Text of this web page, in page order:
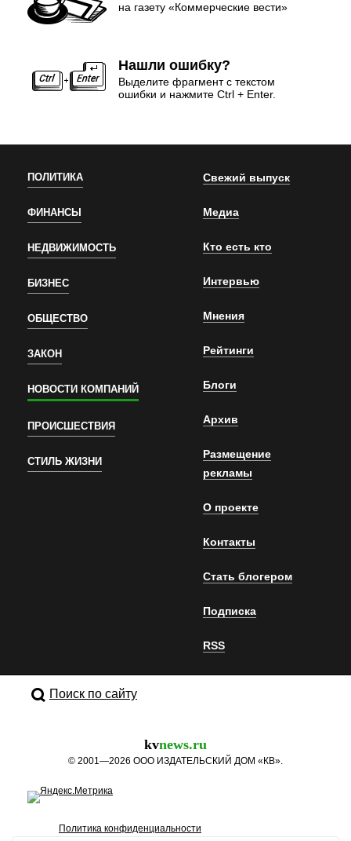
на газету «Коммерческие вести»
Нашли ошибку?
Выделите фрагмент с текстом
ошибки и нажмите Ctrl + Enter.
ПОЛИТИКА
ФИНАНСЫ
НЕДВИЖИМОСТЬ
БИЗНЕС
ОБЩЕСТВО
ЗАКОН
НОВОСТИ КОМПАНИЙ
ПРОИСШЕСТВИЯ
СТИЛЬ ЖИЗНИ
Свежий выпуск
Медиа
Кто есть кто
Интервью
Мнения
Рейтинги
Блоги
Архив
Размещение
рекламы
О проекте
Контакты
Стать блогером
Подписка
RSS
Поиск по сайту
kvnews.ru
© 2001—2026 ООО ИЗДАТЕЛЬСКИЙ ДОМ «КВ».
Политика конфиденциальности